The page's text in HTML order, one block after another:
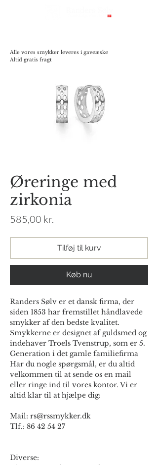
Øreringe med
zirkonia
585,00 kr.
Tilføj til kurv
Køb nu
Randers Sølv er et dansk firma, der
siden 1853 har fremstillet håndlavede
smykker af den bedste kvalitet.
Smykkerne er designet af guldsmed og
indehaver Troels Tvenstrup, som er 5.
Generation i det gamle familiefirma
Har du nogle spørgsmål, er du altid
velkommen til at sende os en mail
eller ringe ind til vores kontor. Vi er
altid klar til at hjælpe dig:
Mail: rs@rssmykker.dk
Tlf.: 86 42 54 27
Diverse:
Alle vores smykker leveres i gaveæske
Altid gratis fragt